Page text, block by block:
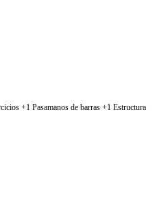
+1 Pasamanos de barras +1 Estructura